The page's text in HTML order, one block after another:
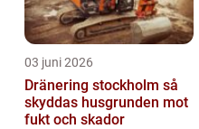
03 juni 2026
Dränering stockholm så
skyddas husgrunden mot
fukt och skador